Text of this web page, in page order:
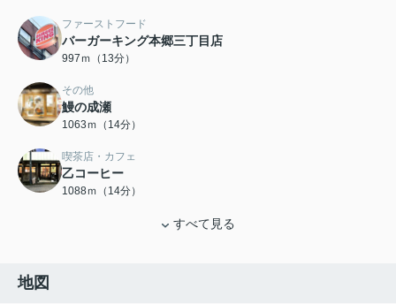
ファーストフード
バーガーキング本郷三丁目店
997ｍ（13分）
その他
鰻の成瀬
1063ｍ（14分）
喫茶店・カフェ
乙コーヒー
1088ｍ（14分）
すべて見る
地図